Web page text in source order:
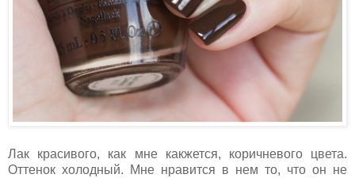
Лак красивого, как мне какжется, коричневого цвета.
Оттенок холодный. Мне нравится в нем то, что он не